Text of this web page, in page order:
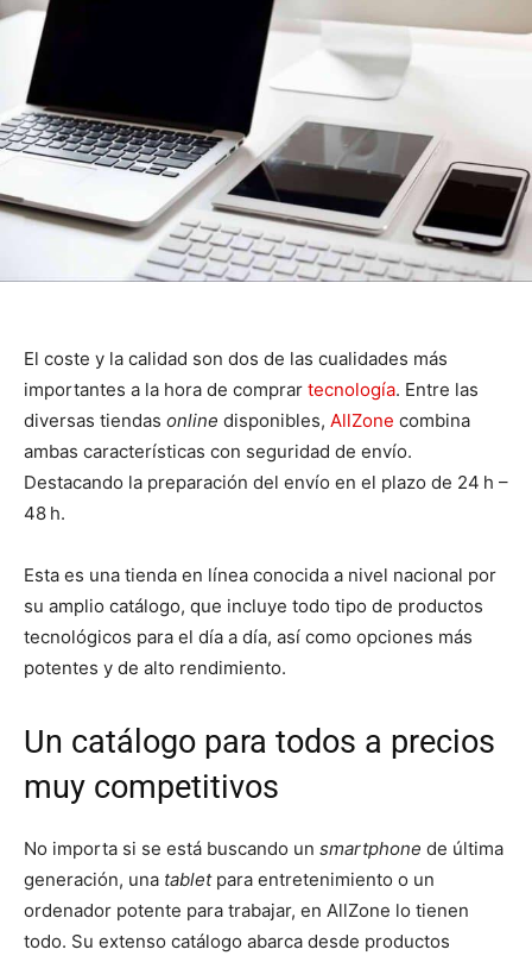
El coste y la calidad son dos de las cualidades más
importantes a la hora de comprar tecnología. Entre las
diversas tiendas online disponibles, AllZone combina
ambas características con seguridad de envío.
Destacando la preparación del envío en el plazo de 24 h –
48 h.
Esta es una tienda en línea conocida a nivel nacional por
su amplio catálogo, que incluye todo tipo de productos
tecnológicos para el día a día, así como opciones más
potentes y de alto rendimiento.
Un catálogo para todos a precios
muy competitivos
No importa si se está buscando un smartphone de última
generación, una tablet para entretenimiento o un
ordenador potente para trabajar, en AllZone lo tienen
todo. Su extenso catálogo abarca desde productos